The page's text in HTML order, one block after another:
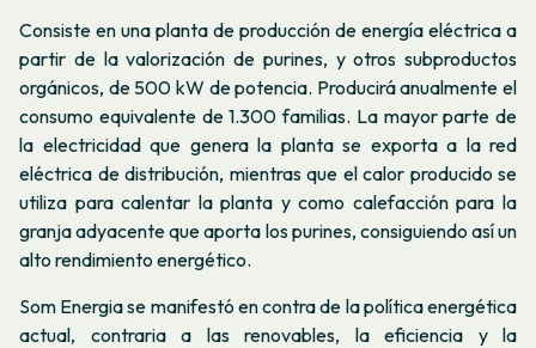
Consiste en una planta de producción de energía eléctrica a
partir de la valorización de purines, y otros subproductos
orgánicos, de 500 kW de potencia. Producirá anualmente el
consumo equivalente de 1.300 familias. La mayor parte de
la electricidad que genera la planta se exporta a la red
eléctrica de distribución, mientras que el calor producido se
utiliza para calentar la planta y como calefacción para la
granja adyacente que aporta los purines, consiguiendo así un
alto rendimiento energético.
Som Energia se manifestó en contra de la política energética
actual, contraria a las renovables, la eficiencia y la